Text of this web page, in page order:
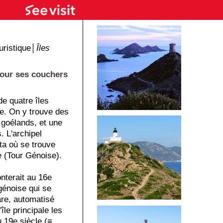
Îles
ses couchers
quatre îles
On y trouve des
et une
L'archipel
où se trouve
(Tour Génoise).
au 16e
qui se
automatisé
principale les